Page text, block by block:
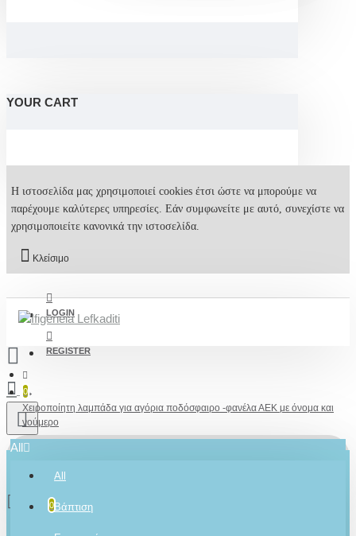
YOUR CART
Η ιστοσελίδα μας χρησιμοποιεί cookies έτσι ώστε να μπορούμε να
παρέχουμε καλύτερες υπηρεσίες. Εάν συμφωνείτε με αυτό, συνεχίστε να
χρησιμοποιείτε κανονικά την ιστοσελίδα.
Κλείσιμο
LOGIN
REGISTER
0
All
All
Βάπτιση
0 προϊόν(τα) - 0,00€
0
Χειροποίητη λαμπάδα για αγόρια ποδόσφαιρο -φανέλα ΑΕΚ με όνομα και
νούμερο